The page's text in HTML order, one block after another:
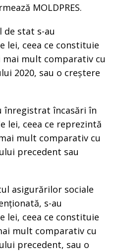
MOLDPRES.
de stat s-au
lei, ceea ce constituie
mai mult comparativ cu
2020, sau o creștere
înregistrat încasări în
lei, ceea ce reprezintă
mult comparativ cu
precedent sau
asigurărilor sociale
s-au
lei, ceea ce constituie
mult comparativ cu
precedent, sau o